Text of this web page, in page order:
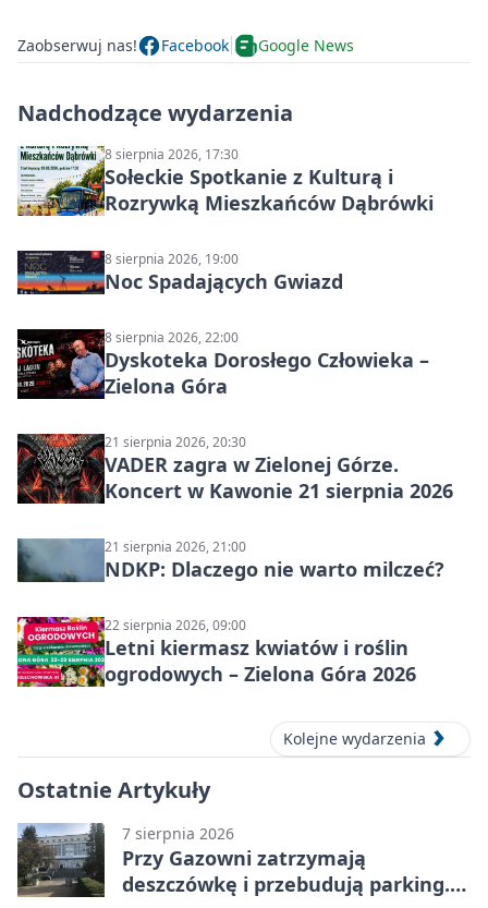
Zaobserwuj nas! Facebook Google News
Nadchodzące wydarzenia
8 sierpnia 2026, 17:30
Sołeckie Spotkanie z Kulturą i
Rozrywką Mieszkańców Dąbrówki
8 sierpnia 2026, 19:00
Noc Spadających Gwiazd
8 sierpnia 2026, 22:00
Dyskoteka Dorosłego Człowieka –
Zielona Góra
21 sierpnia 2026, 20:30
VADER zagra w Zielonej Górze.
Koncert w Kawonie 21 sierpnia 2026
21 sierpnia 2026, 21:00
NDKP: Dlaczego nie warto milczeć?
22 sierpnia 2026, 09:00
Letni kiermasz kwiatów i roślin
ogrodowych – Zielona Góra 2026
Kolejne wydarzenia
Ostatnie Artykuły
7 sierpnia 2026
Przy Gazowni zatrzymają
deszczówkę i przebudują parking.